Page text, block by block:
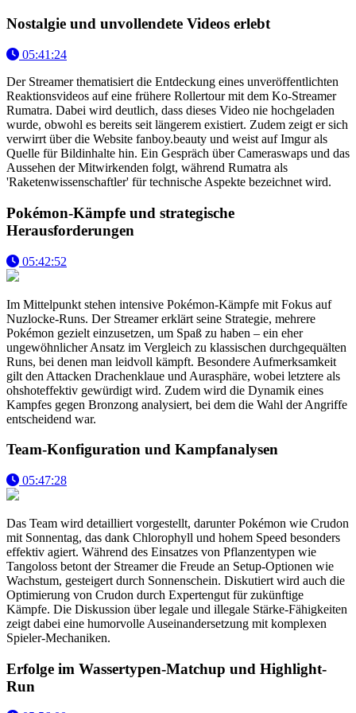
Nostalgie und unvollendete Videos erlebt
05:41:24
Der Streamer thematisiert die Entdeckung eines unveröffentlichten
Reaktionsvideos auf eine frühere Rollertour mit dem Ko-Streamer
Rumatra. Dabei wird deutlich, dass dieses Video nie hochgeladen
wurde, obwohl es bereits seit längerem existiert. Zudem zeigt er sich
verwirrt über die Website fanboy.beauty und weist auf Imgur als
Quelle für Bildinhalte hin. Ein Gespräch über Cameraswaps und das
Aussehen der Mitwirkenden folgt, während Rumatra als
'Raketenwissenschaftler' für technische Aspekte bezeichnet wird.
Pokémon-Kämpfe und strategische
Herausforderungen
05:42:52
Im Mittelpunkt stehen intensive Pokémon-Kämpfe mit Fokus auf
Nuzlocke-Runs. Der Streamer erklärt seine Strategie, mehrere
Pokémon gezielt einzusetzen, um Spaß zu haben – ein eher
ungewöhnlicher Ansatz im Vergleich zu klassischen durchgequälten
Runs, bei denen man leidvoll kämpft. Besondere Aufmerksamkeit
gilt den Attacken Drachenklaue und Aurasphäre, wobei letztere als
ohshoteffektiv gewürdigt wird. Zudem wird die Dynamik eines
Kampfes gegen Bronzong analysiert, bei dem die Wahl der Angriffe
entscheidend war.
Team-Konfiguration und Kampfanalysen
05:47:28
Das Team wird detailliert vorgestellt, darunter Pokémon wie Crudon
mit Sonnentag, das dank Chlorophyll und hohem Speed besonders
effektiv agiert. Während des Einsatzes von Pflanzentypen wie
Tangoloss betont der Streamer die Freude an Setup-Optionen wie
Wachstum, gesteigert durch Sonnenschein. Diskutiert wird auch die
Optimierung von Crudon durch Expertengut für zukünftige
Kämpfe. Die Diskussion über legale und illegale Stärke-Fähigkeiten
zeigt dabei eine humorvolle Auseinandersetzung mit komplexen
Spieler-Mechaniken.
Erfolge im Wassertypen-Matchup und Highlight-
Run